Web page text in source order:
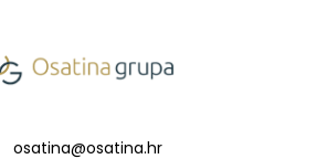
osatina@osatina.hr